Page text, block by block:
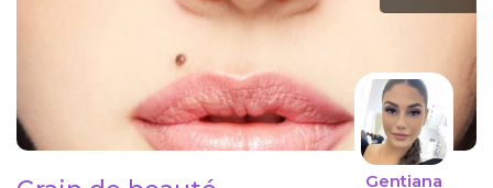
Gentiana